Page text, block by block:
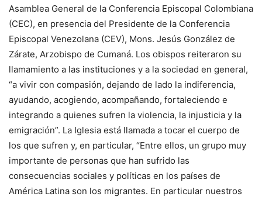
Asamblea General de la Conferencia Episcopal Colombiana
(CEC), en presencia del Presidente de la Conferencia
Episcopal Venezolana (CEV), Mons. Jesús González de
Zárate, Arzobispo de Cumaná. Los obispos reiteraron su
llamamiento a las instituciones y a la sociedad en general,
“a vivir con compasión, dejando de lado la indiferencia,
ayudando, acogiendo, acompañando, fortaleciendo e
integrando a quienes sufren la violencia, la injusticia y la
emigración”. La Iglesia está llamada a tocar el cuerpo de
los que sufren y, en particular, “Entre ellos, un grupo muy
importante de personas que han sufrido las
consecuencias sociales y políticas en los países de
América Latina son los migrantes. En particular nuestros